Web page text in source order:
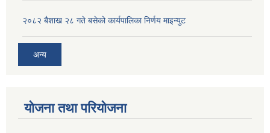
२०८२ बैशाख २८ गते बसेको कार्यपालिका निर्णय माइन्युट
अन्य
योजना तथा परियोजना